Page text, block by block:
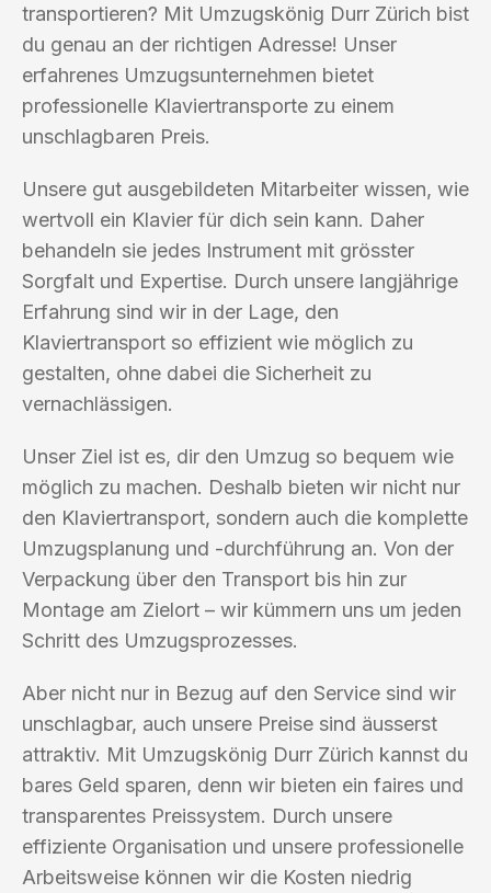
transportieren? Mit Umzugskönig Durr Zürich bist
du genau an der richtigen Adresse! Unser
erfahrenes Umzugsunternehmen bietet
professionelle Klaviertransporte zu einem
unschlagbaren Preis.
Unsere gut ausgebildeten Mitarbeiter wissen, wie
wertvoll ein Klavier für dich sein kann. Daher
behandeln sie jedes Instrument mit grösster
Sorgfalt und Expertise. Durch unsere langjährige
Erfahrung sind wir in der Lage, den
Klaviertransport so effizient wie möglich zu
gestalten, ohne dabei die Sicherheit zu
vernachlässigen.
Unser Ziel ist es, dir den Umzug so bequem wie
möglich zu machen. Deshalb bieten wir nicht nur
den Klaviertransport, sondern auch die komplette
Umzugsplanung und -durchführung an. Von der
Verpackung über den Transport bis hin zur
Montage am Zielort – wir kümmern uns um jeden
Schritt des Umzugsprozesses.
Aber nicht nur in Bezug auf den Service sind wir
unschlagbar, auch unsere Preise sind äusserst
attraktiv. Mit Umzugskönig Durr Zürich kannst du
bares Geld sparen, denn wir bieten ein faires und
transparentes Preissystem. Durch unsere
effiziente Organisation und unsere professionelle
Arbeitsweise können wir die Kosten niedrig